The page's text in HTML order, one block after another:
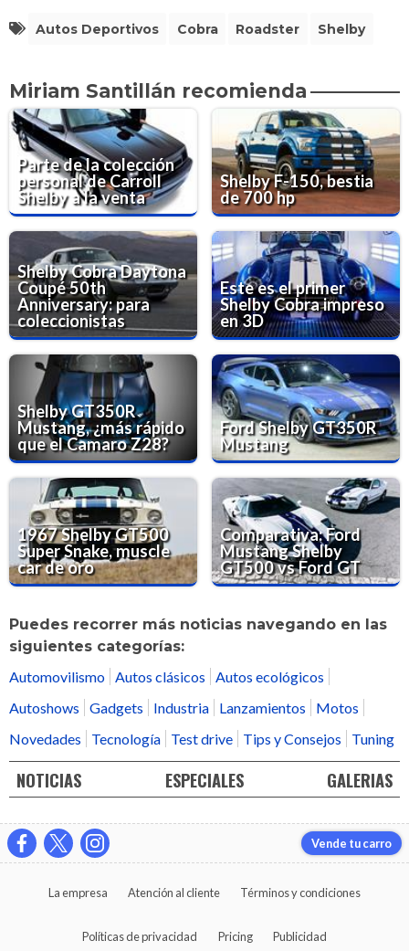
Autos Deportivos Cobra Roadster Shelby
Miriam Santillán recomienda
Parte de la colección
personal de Carroll
Shelby a la venta
Shelby F-150, bestia
de 700 hp
Shelby Cobra Daytona
Coupé 50th
Anniversary: para
coleccionistas
Este es el primer
Shelby Cobra impreso
en 3D
Shelby GT350R
Mustang, ¿más rápido
que el Camaro Z28?
Ford Shelby GT350R
Mustang
1967 Shelby GT500
Super Snake, muscle
car de oro
Comparativa: Ford
Mustang Shelby
GT500 vs Ford GT
Puedes recorrer más noticias navegando en las
siguientes categorías:
Automovilismo Autos clásicos
Autos ecológicos
Autoshows
Gadgets Industria Lanzamientos
Motos
Novedades
Tecnología Test drive Tips y Consejos Tuning
NOTICIAS ESPECIALES GALERIAS
Vende tu carro
La empresa Atención al cliente Términos y condiciones
Políticas de privacidad Pricing Publicidad